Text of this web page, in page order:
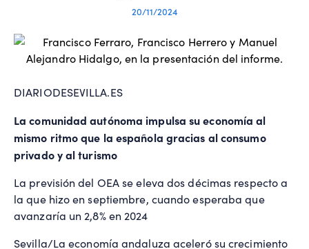
20/11/2024
DIARIODESEVILLA.ES
La comunidad autónoma impulsa su economía al
mismo ritmo que la española gracias al consumo
privado y al turismo
La previsión del OEA se eleva dos décimas respecto a
la que hizo en septiembre, cuando esperaba que
avanzaría un 2,8% en 2024
Sevilla/La economía andaluza aceleró su crecimiento